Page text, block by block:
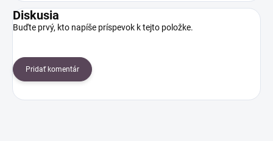
Diskusia
Buďte prvý, kto napíše príspevok k tejto položke.
Pridať komentár